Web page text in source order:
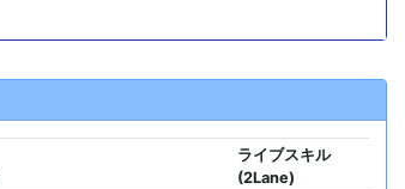
ライブスキル
(2Lane)